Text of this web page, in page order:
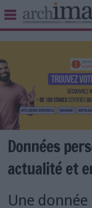
BIBLIOTHÈQUE ÉDITION
UNIVERS DATA
TRAVAIL COLLABORATIF
VIE NUMÉRIQUE
NUMÉRIQUE RESPONSABLE
LES NEWSLETTERS
Données
actualité et
Une donnée